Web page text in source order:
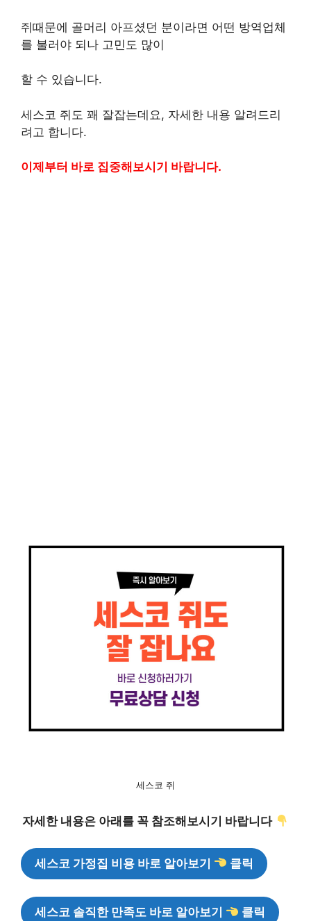
쥐때문에 골머리 아프셨던 분이라면 어떤 방역업체
를 불러야 되나 고민도 많이
할 수 있습니다.
세스코 쥐도 꽤 잘잡는데요, 자세한 내용 알려드리
려고 합니다.
이제부터 바로 집중해보시기 바랍니다.
세스코 쥐
자세한 내용은 아래를 꼭 참조해보시기 바랍니다
세스코 가정집 비용 바로 알아보기 클릭
세스코 솔직한 만족도 바로 알아보기 클릭